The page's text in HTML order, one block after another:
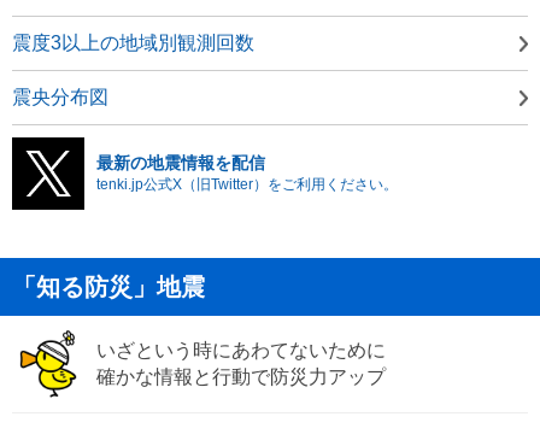
震度3以上の地域別観測回数
震央分布図
最新の地震情報を配信
tenki.jp公式X（旧Twitter）をご利用ください。
「知る防災」地震
いざという時にあわてないために
確かな情報と行動で防災力アップ